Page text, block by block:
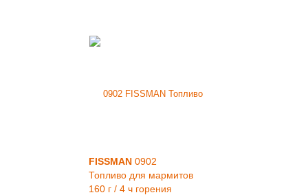
FISSMAN 0902
Топливо для мармитов
160 г / 4 ч горения